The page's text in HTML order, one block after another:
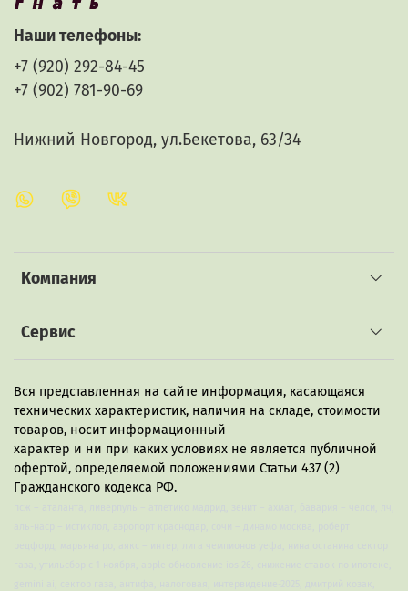
Компания
Сервис
Наши телефоны:
+7 (920) 292-84-45
+7 (902) 781-90-69
Нижний Новгород, ул.Бекетова, 63/34
Вся представленная на сайте информация, касающаяся
технических характеристик, наличия на складе, стоимости
товаров, носит информационный
характер и ни при каких условиях не является публичной
офертой, определяемой положениями Статьи 437 (2)
Гражданского кодекса РФ.